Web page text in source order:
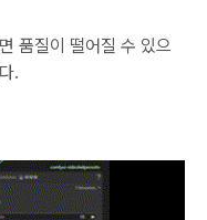
품질이 떨어질 수 있으
.